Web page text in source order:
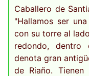
Caballero de
"Hallamos ser
con su torre al
redondo,
denota gran
de Riaño.